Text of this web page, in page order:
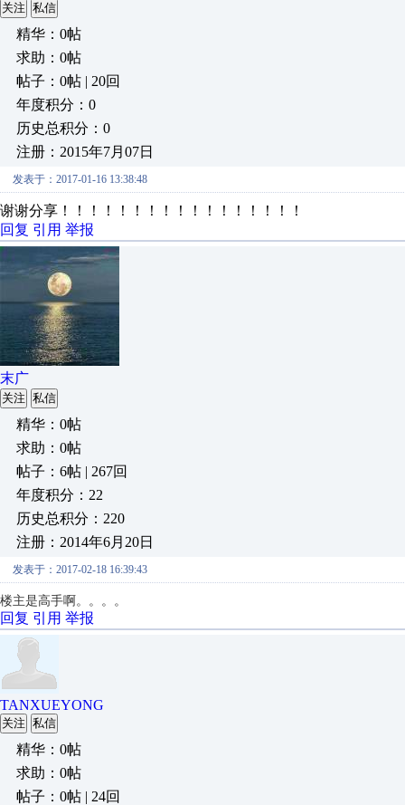
关注 私信
精华：0帖
求助：0帖
帖子：0帖 | 20回
年度积分：0
历史总积分：0
注册：2015年7月07日
发表于：2017-01-16 13:38:48
谢谢分享！！！！！！！！！！！！！！！！！
回复 引用 举报
末广
关注 私信
精华：0帖
求助：0帖
帖子：6帖 | 267回
年度积分：22
历史总积分：220
注册：2014年6月20日
发表于：2017-02-18 16:39:43
楼主是高手啊。。。。
回复 引用 举报
TANXUEYONG
关注 私信
精华：0帖
求助：0帖
帖子：0帖 | 24回